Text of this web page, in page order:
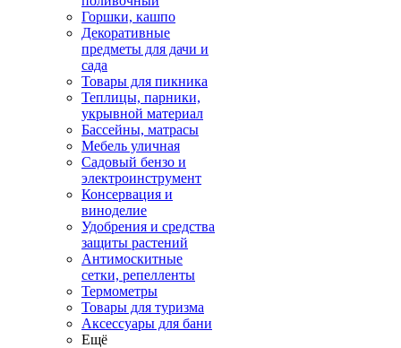
Горшки, кашпо
Декоративные
предметы для дачи и
сада
Товары для пикника
Теплицы, парники,
укрывной материал
Бассейны, матрасы
Мебель уличная
Садовый бензо и
электроинструмент
Консервация и
виноделие
Удобрения и средства
защиты растений
Антимоскитные
сетки, репелленты
Термометры
Товары для туризма
Аксессуары для бани
Ещё